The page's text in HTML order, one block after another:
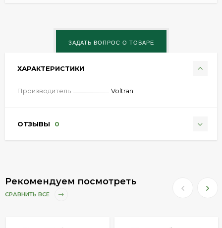
ХАРАКТЕРИСТИКИ
Производитель Voltran
ОТЗЫВЫ 0
Рекомендуем посмотреть
СРАВНИТЬ ВСЕ